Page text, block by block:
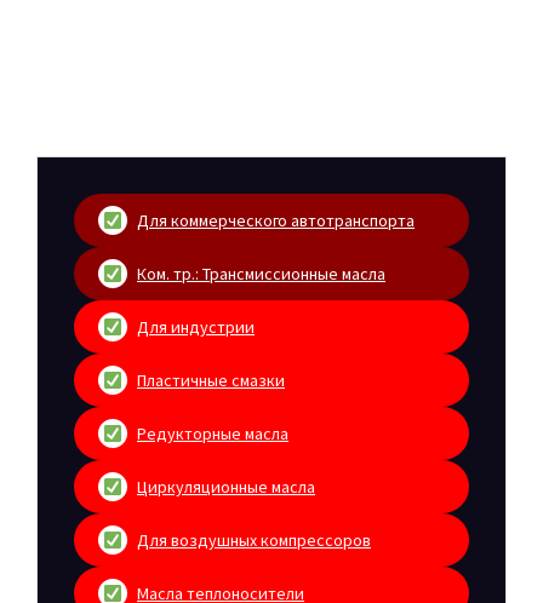
Для коммерческого автотранспорта
Ком. тр.: Трансмиссионные масла
Для индустрии
Пластичные смазки
Редукторные масла
Циркуляционные масла
Для воздушных компрессоров
Масла теплоносители